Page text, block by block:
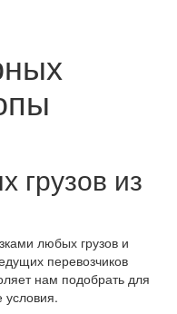
грузов из
любых грузов и
перевозчиков
нам подобрать для
условия.